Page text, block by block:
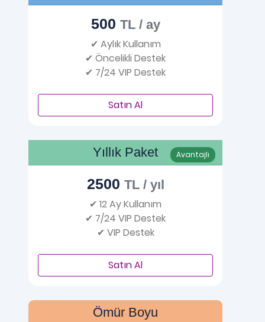
500 TL / ay
✔ Aylık Kullanım
✔ Öncelikli Destek
✔ 7/24 VIP Destek
Satın Al
Avantajlı
Yıllık Paket
2500 TL / yıl
✔ 12 Ay Kullanım
✔ 7/24 VIP Destek
✔ VIP Destek
Satın Al
Ömür Boyu